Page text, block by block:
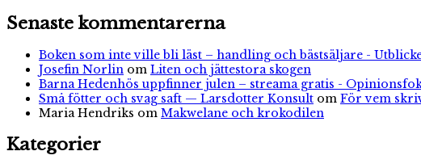
Senaste kommentarerna
Boken som inte ville bli läst – handling och bästsäljare -
Josefin Norlin om Liten och jättestora skogen
Barna Hedenhös uppfinner julen – streama gratis -
Små fötter och svag saft — Larsdotter Konsult om För vem
Maria Hendriks om Makwelane och krokodilen
Kategorier